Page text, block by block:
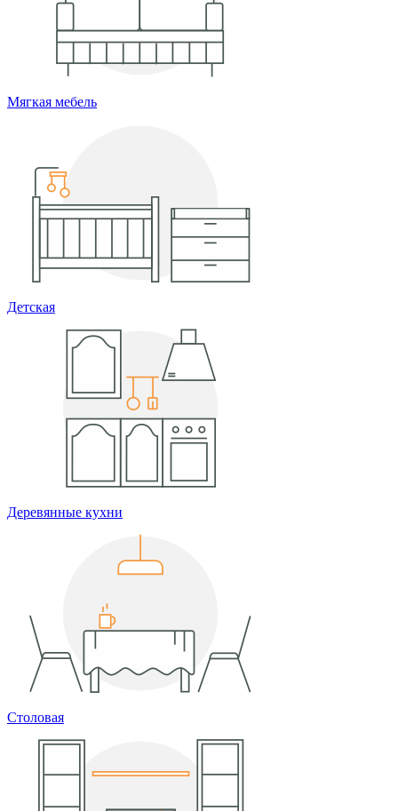
Мягкая мебель
Детская
Деревянные кухни
Столовая